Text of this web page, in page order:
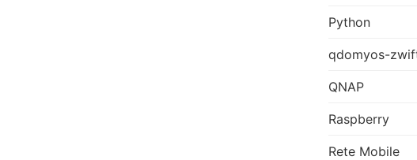
Python
qdomyos-
QNAP
Raspberry
Rete Mobile